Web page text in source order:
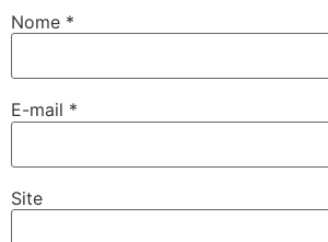
Nome *
E-mail *
Site